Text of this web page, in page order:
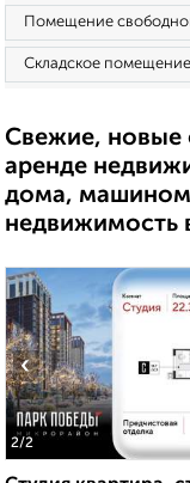
Помещение
Складское помещение
Свежие, новые
аренде
дома,
недвижимость
2/2
‹